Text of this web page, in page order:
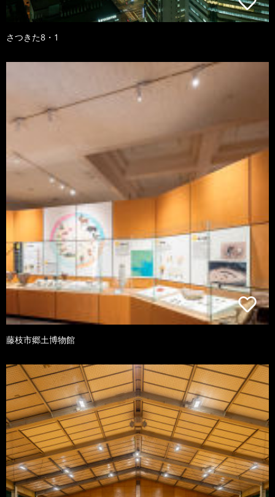
さつきた8・1
藤枝市郷土博物館